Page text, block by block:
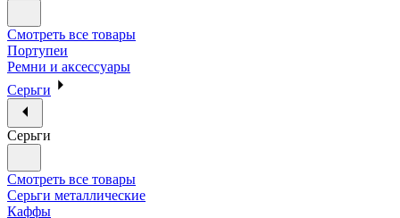
Смотреть все товары
Портупеи
Ремни и аксессуары
Серьги
Серьги
Смотреть все товары
Серьги металлические
Каффы